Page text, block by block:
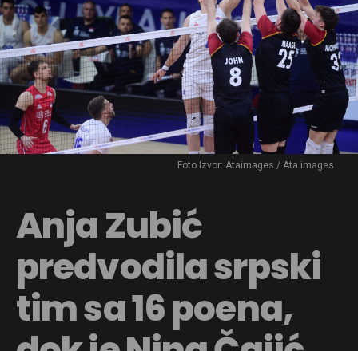
Foto Izvor: Ataimages / Ata images
Anja Zubić
predvodila srpski
tim sa 16 poena,